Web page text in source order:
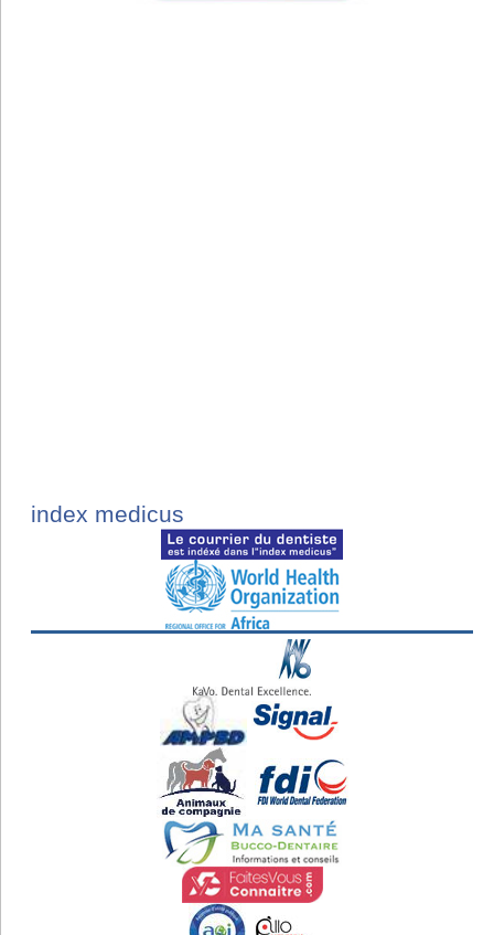
index medicus